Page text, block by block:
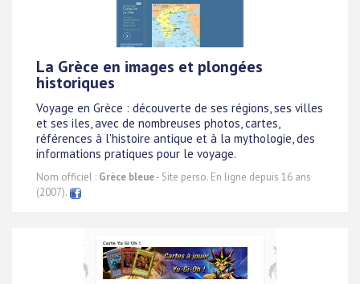
La Grèce en images et plongées
historiques
Voyage en Grèce : découverte de ses régions, ses villes
et ses iles, avec de nombreuses photos, cartes,
références à l'histoire antique et à la mythologie, des
informations pratiques pour le voyage.
Nom officiel : Grèce bleue- Site perso. En ligne depuis 16 ans
(2007).